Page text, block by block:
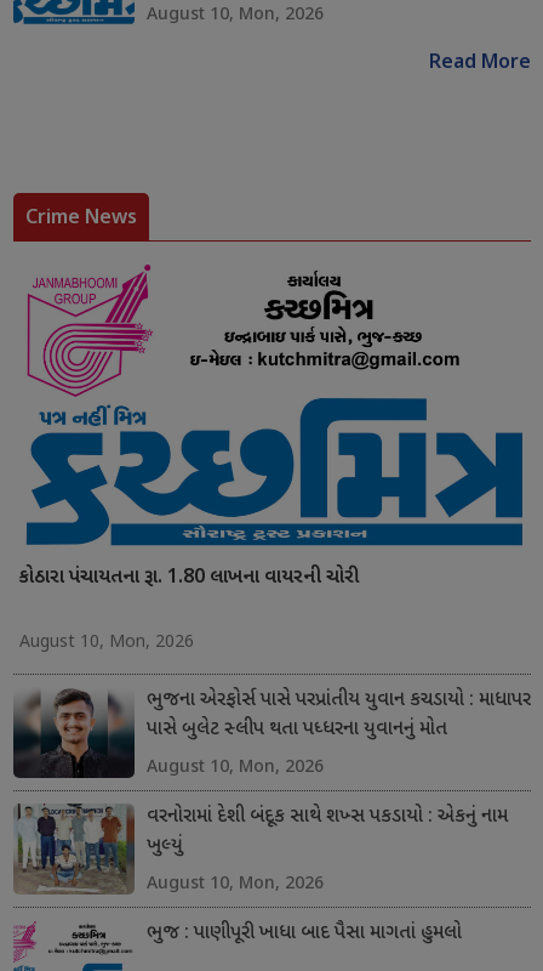
August 10, Mon, 2026
Read More
Crime News
કોઠારા પંચાયતના રૂા. 1.80 લાખના વાયરની ચોરી
August 10, Mon, 2026
ભુજના એરફોર્સ પાસે પરપ્રાંતીય યુવાન કચડાયો : માધાપર
પાસે બુલેટ સ્લીપ થતા પધ્ધરના યુવાનનું મોત
August 10, Mon, 2026
વરનોરામાં દેશી બંદૂક સાથે શખ્સ પકડાયો : એકનું નામ
ખુલ્યું
August 10, Mon, 2026
ભુજ : પાણીપૂરી ખાધા બાદ પૈસા માગતાં હુમલો